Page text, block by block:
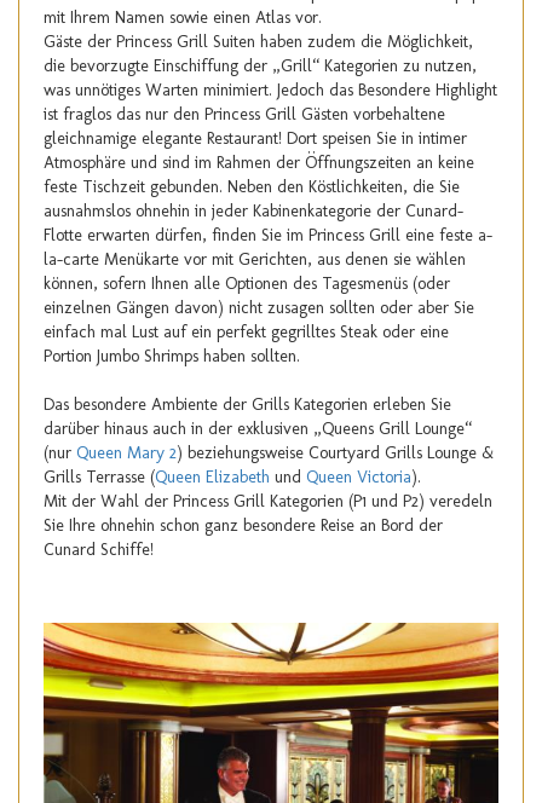
mit Ihrem Namen sowie einen Atlas vor.
Gäste der Princess Grill Suiten haben zudem die Möglichkeit,
die bevorzugte Einschiffung der „Grill“ Kategorien zu nutzen,
was unnötiges Warten minimiert. Jedoch das Besondere Highlight
ist fraglos das nur den Princess Grill Gästen vorbehaltene
gleichnamige elegante Restaurant! Dort speisen Sie in intimer
Atmosphäre und sind im Rahmen der Öffnungszeiten an keine
feste Tischzeit gebunden. Neben den Köstlichkeiten, die Sie
ausnahmslos ohnehin in jeder Kabinenkategorie der Cunard-
Flotte erwarten dürfen, finden Sie im Princess Grill eine feste a-
la-carte Menükarte vor mit Gerichten, aus denen sie wählen
können, sofern Ihnen alle Optionen des Tagesmenüs (oder
einzelnen Gängen davon) nicht zusagen sollten oder aber Sie
einfach mal Lust auf ein perfekt gegrilltes Steak oder eine
Portion Jumbo Shrimps haben sollten.
Das besondere Ambiente der Grills Kategorien erleben Sie
darüber hinaus auch in der exklusiven „Queens Grill Lounge“
(nur Queen Mary 2) beziehungsweise Courtyard Grills Lounge &
Grills Terrasse (Queen Elizabeth und Queen Victoria).
Mit der Wahl der Princess Grill Kategorien (P1 und P2) veredeln
Sie Ihre ohnehin schon ganz besondere Reise an Bord der
Cunard Schiffe!